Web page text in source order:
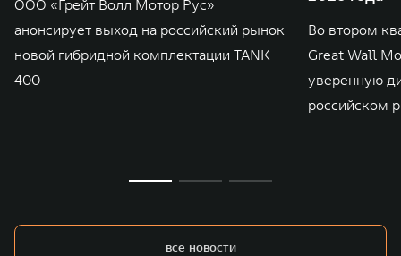
включая центры в России, Китае, Японии, США, Германии, Индии,
Австрии и Южной Корее. Компания построила глобальную систему
«14+5», которая включает 10 внутренних производственных
комплексов и 4 зарубежных – в России, Таиланде, Бразилии и Индии, а
также 5 предприятий по сборке автомобилей.
ООО «Грейт Волл Мотор Рус»
анонсирует выход на российский рынок
новой гибридной комплектации TANK
400
Во втором
Great Wall
уверенную
российском
все новости